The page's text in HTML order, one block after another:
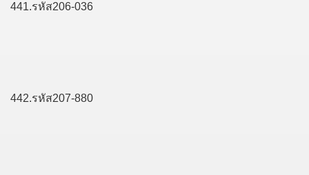
441.รหัส206-036
442.รหัส207-880